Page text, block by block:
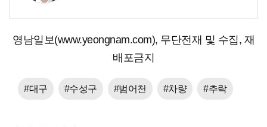
영남일보(www.yeongnam.com), 무단전재 및 수집, 재
배포금지
#대구 #수성구 #범어천 #차량 #추락